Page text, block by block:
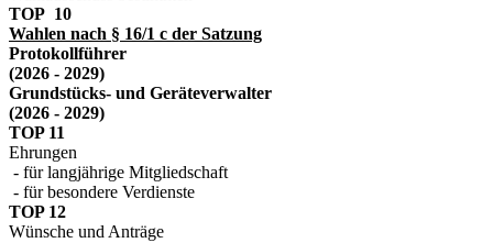
TOP 10
Wahlen nach § 16/1 c der Satzung
Protokollführer
(2026 - 2029)
Grundstücks- und Geräteverwalter
(2026 - 2029)
TOP 11
Ehrungen
- für langjährige Mitgliedschaft
- für besondere Verdienste
TOP 12
Wünsche und Anträge